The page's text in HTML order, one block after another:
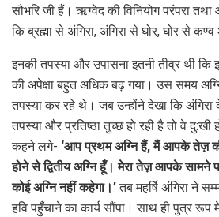
सौभरि जी हैं। ऋग्वेद की विनियोग परंपरा तथा
कि ब्रह्मा से अंगिरा, अंगिरा से घोर, घोर से
इनकी तपस्या और उपासना इतनी तीव्र थी
की अपेक्षा बहुत अधिक बढ़ गया। उस समय
तपस्या कर रहे थे। जब उन्होंने देखा कि
तपस्या और प्रतिष्ठा तुच्छ हो रही है तो वे
कहने लगे- ‘आप प्रथम अग्नि हैं, मैं आपके तेज़
होने से द्वितीय अग्नि हूँ। मेरा तेज़ आपके
कोई अग्नि नहीं कहेगा।’तब महर्षि अंगिरा ने
हवि पहुँचाने का कार्य सौंपा। साथ ही पुत्र रूप